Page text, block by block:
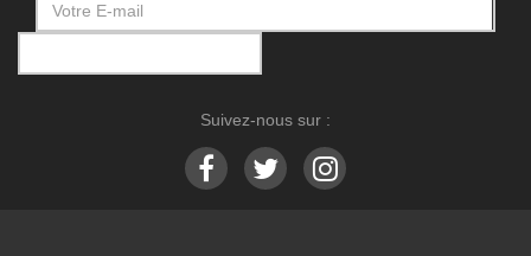
Suivez-nous sur :